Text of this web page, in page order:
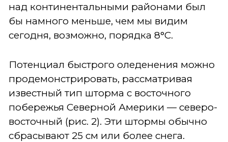
над континентальными районами был
бы намного меньше, чем мы видим
сегодня, возможно, порядка 8°C.
Потенциал быстрого оледенения можно
продемонстрировать, рассматривая
известный тип шторма с восточного
побережья Северной Америки — северо-
восточный (рис. 2). Эти штормы обычно
сбрасывают 25 см или более снега.